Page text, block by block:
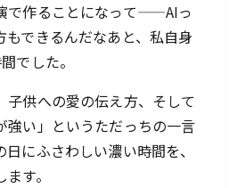
で作ることになって——AIっ
もできるんだなあと、私自身
でした。
子供への愛の伝え方、そして
強い」というただっちの一言
にふさわしい濃い時間を、
す。